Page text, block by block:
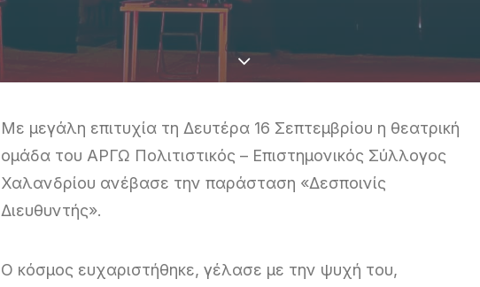
Με μεγάλη επιτυχία τη Δευτέρα 16 Σεπτεμβρίου η θεατρική
ομάδα του ΑΡΓΩ Πολιτιστικός – Επιστημονικός Σύλλογος
Χαλανδρίου ανέβασε την παράσταση «Δεσποινίς
Διευθυντής».
Ο κόσμος ευχαριστήθηκε, γέλασε με την ψυχή του,